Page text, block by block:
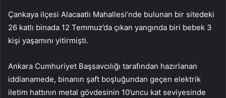
Çankaya ilçesi Alacaatlı Mahallesi’nde bulunan bir sitedeki
26 katlı binada 12 Temmuz’da çıkan yangında biri bebek 3
kişi yaşamını yitirmişti.
Ankara Cumhuriyet Başsavcılığı tarafından hazırlanan
iddianamede, binanın şaft boşluğundan geçen elektrik
iletim hattının metal gövdesinin 10’uncu kat seviyesinde